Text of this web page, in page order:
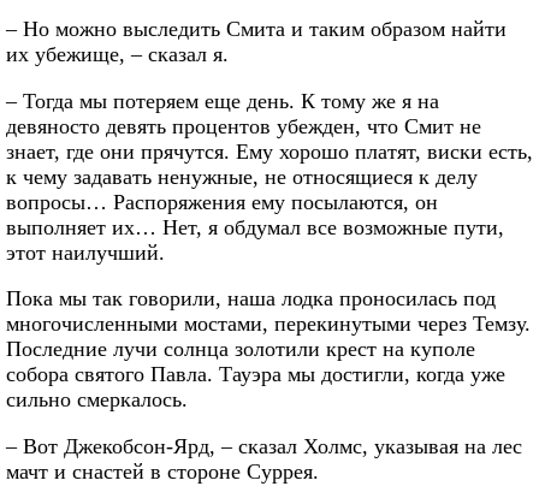
– Но можно выследить Смита и таким образом найти
их убежище, – сказал я.
– Тогда мы потеряем еще день. К тому же я на
девяносто девять процентов убежден, что Смит не
знает, где они прячутся. Ему хорошо платят, виски есть,
к чему задавать ненужные, не относящиеся к делу
вопросы… Распоряжения ему посылаются, он
выполняет их… Нет, я обдумал все возможные пути,
этот наилучший.
Пока мы так говорили, наша лодка проносилась под
многочисленными мостами, перекинутыми через Темзу.
Последние лучи солнца золотили крест на куполе
собора святого Павла. Тауэра мы достигли, когда уже
сильно смеркалось.
– Вот Джекобсон-Ярд, – сказал Холмс, указывая на лес
мачт и снастей в стороне Суррея.